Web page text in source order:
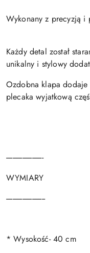
Wykonany z precyzją i
Każdy detal został
unikalny i stylowy
Ozdobna klapa
plecaka wyjatkową
-----------------------
WYMIARY
------------------------
* Wysokość- 40 cm